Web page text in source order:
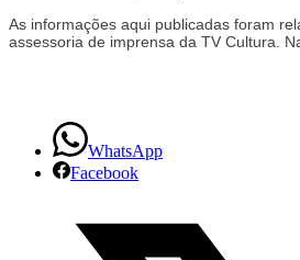
As informações aqui publicadas foram
assessoria de imprensa da TV Cultura.
WhatsApp
Facebook